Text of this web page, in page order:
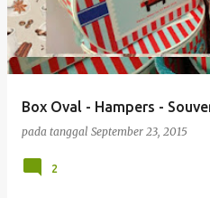
Box Oval - Hampers -
pada tanggal September 23, 2015
2